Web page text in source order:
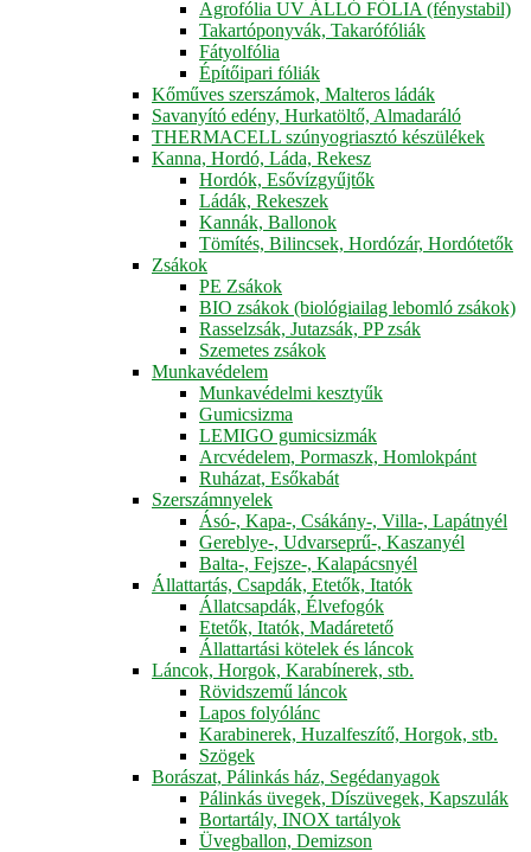
Agrofólia UV ÁLLÓ FÓLIA (fénystabil)
Takartóponyvák, Takarófóliák
Fátyolfólia
Építőipari fóliák
Kőműves szerszámok, Malteros ládák
Savanyító edény, Hurkatöltő, Almadaráló
THERMACELL szúnyogriasztó készülékek
Kanna, Hordó, Láda, Rekesz
Hordók, Esővízgyűjtők
Ládák, Rekeszek
Kannák, Ballonok
Tömítés, Bilincsek, Hordózár, Hordótetők
Zsákok
PE Zsákok
BIO zsákok (biológiailag lebomló zsákok)
Rasselzsák, Jutazsák, PP zsák
Szemetes zsákok
Munkavédelem
Munkavédelmi kesztyűk
Gumicsizma
LEMIGO gumicsizmák
Arcvédelem, Pormaszk, Homlokpánt
Ruházat, Esőkabát
Szerszámnyelek
Ásó-, Kapa-, Csákány-, Villa-, Lapátnyél
Gereblye-, Udvarseprű-, Kaszanyél
Balta-, Fejsze-, Kalapácsnyél
Állattartás, Csapdák, Etetők, Itatók
Állatcsapdák, Élvefogók
Etetők, Itatók, Madáretető
Állattartási kötelek és láncok
Láncok, Horgok, Karabínerek, stb.
Rövidszemű láncok
Lapos folyólánc
Karabinerek, Huzalfeszítő, Horgok, stb.
Szögek
Borászat, Pálinkás ház, Segédanyagok
Pálinkás üvegek, Díszüvegek, Kapszulák
Bortartály, INOX tartályok
Üvegballon, Demizson